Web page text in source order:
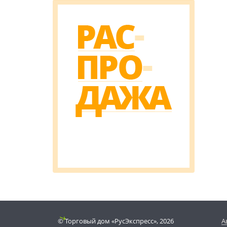
© Торговый дом «РусЭкспресс», 2026